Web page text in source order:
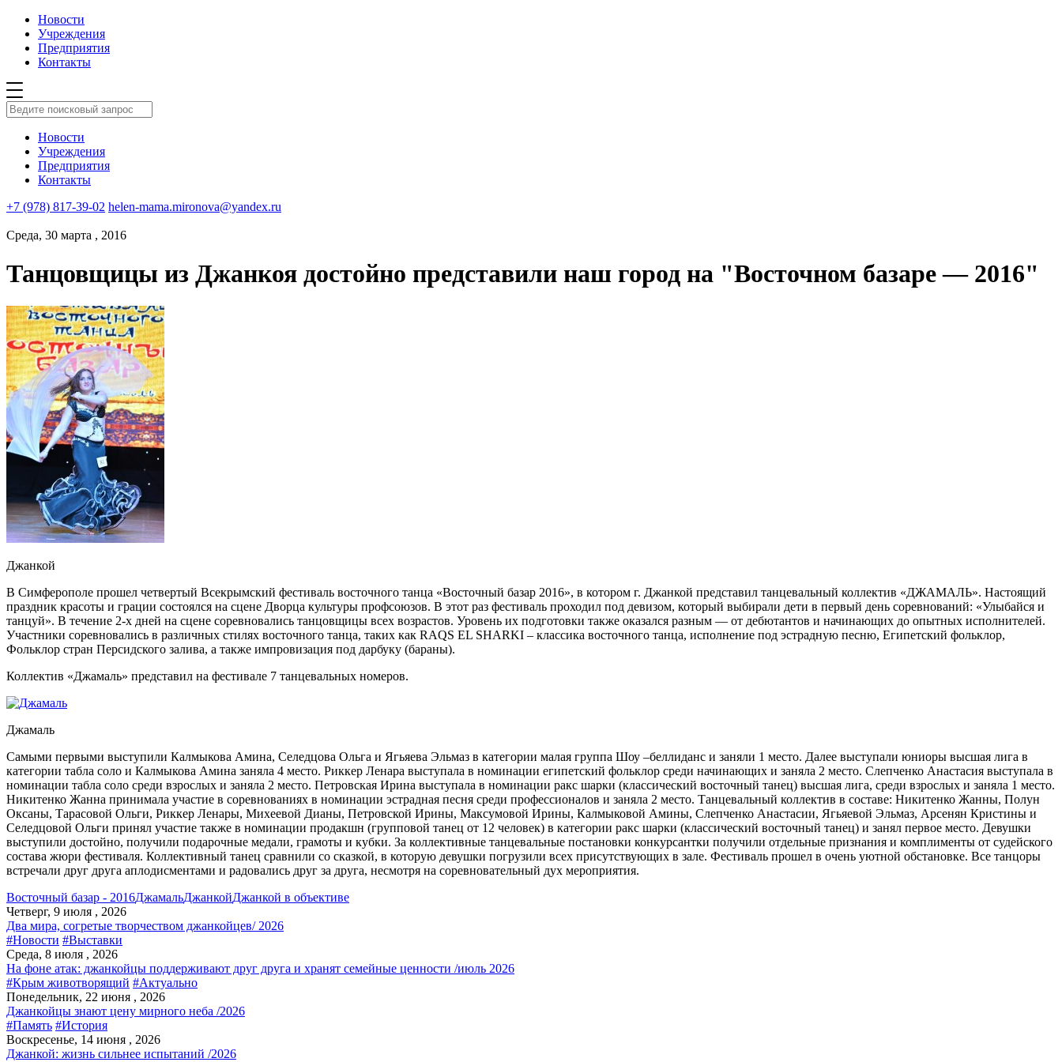
Новости
Учреждения
Предприятия
Контакты
Новости
Учреждения
Предприятия
Контакты
+7 (978) 817-39-02 helen-mama.mironova@yandex.ru
Среда, 30 марта , 2016
Танцовщицы из Джанкоя достойно представили наш город на "Восточном базаре — 2016"
Джанкой
В Симферополе прошел четвертый Всекрымский фестиваль восточного танца «Восточный базар 2016», в котором г. Джанкой представил танцевальный коллектив «ДЖАМАЛЬ». Настоящий
праздник красоты и грации состоялся на сцене Дворца культуры профсоюзов. В этот раз фестиваль проходил под девизом, который выбирали дети в первый день соревнований: «Улыбайся и
танцуй». В течение 2-х дней на сцене соревновались танцовщицы всех возрастов. Уровень их подготовки также оказался разным — от дебютантов и начинающих до опытных исполнителей.
Участники соревновались в различных стилях восточного танца, таких как RAQS EL SHARKI – классика восточного танца, исполнение под эстрадную песню, Египетский фольклор,
Фольклор стран Персидского залива, а также импровизация под дарбуку (бараны).
Коллектив «Джамаль» представил на фестивале 7 танцевальных номеров.
Джамаль
Самыми первыми выступили Калмыкова Амина, Селедцова Ольга и Ягьяева Эльмаз в категории малая группа Шоу –беллиданс и заняли 1 место. Далее выступали юниоры высшая лига в
категории табла соло и Калмыкова Амина заняла 4 место. Риккер Ленара выступала в номинации египетский фольклор среди начинающих и заняла 2 место. Слепченко Анастасия выступала в
номинации табла соло среди взрослых и заняла 2 место. Петровская Ирина выступала в номинации ракс шарки (классический восточный танец) высшая лига, среди взрослых и заняла 1 место.
Никитенко Жанна принимала участие в соревнованиях в номинации эстрадная песня среди профессионалов и заняла 2 место. Танцевальный коллектив в составе: Никитенко Жанны, Полун
Оксаны, Тарасовой Ольги, Риккер Ленары, Михеевой Дианы, Петровской Ирины, Максумовой Ирины, Калмыковой Амины, Слепченко Анастасии, Ягьяевой Эльмаз, Арсенян Кристины и
Селедцовой Ольги принял участие также в номинации продакшн (групповой танец от 12 человек) в категории ракс шарки (классический восточный танец) и занял первое место. Девушки
выступили достойно, получили подарочные медали, грамоты и кубки. За коллективные танцевальные постановки конкурсантки получили отдельные признания и комплименты от судейского
состава жюри фестиваля. Коллективный танец сравнили со сказкой, в которую девушки погрузили всех присутствующих в зале. Фестиваль прошел в очень уютной обстановке. Все танцоры
встречали друг друга аплодисментами и радовались друг за друга, несмотря на соревновательный дух мероприятия.
Восточный базар - 2016ДжамальДжанкойДжанкой в объективе
Четверг, 9 июля , 2026
Два мира, согретые творчеством джанкойцев/ 2026
#Новости #Выставки
Среда, 8 июля , 2026
На фоне атак: джанкойцы поддерживают друг друга и хранят семейные ценности /июль 2026
#Крым животворящий #Актуально
Понедельник, 22 июня , 2026
Джанкойцы знают цену мирного неба /2026
#Память #История
Воскресенье, 14 июня , 2026
Джанкой: жизнь сильнее испытаний /2026